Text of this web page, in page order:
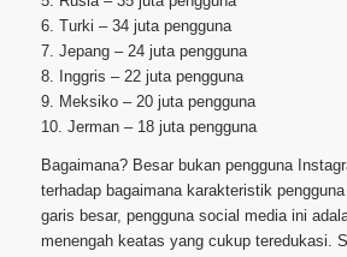
6. Turki – 34 juta pengguna
7. Jepang – 24 juta pengguna
8. Inggris – 22 juta pengguna
9. Meksiko – 20 juta pengguna
10. Jerman – 18 juta pengguna
Bagaimana? Besar bukan pengguna
terhadap bagaimana karakteristik
garis besar, pengguna social media ini
menengah keatas yang cukup teredukasi.